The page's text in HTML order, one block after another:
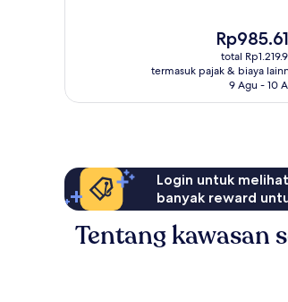
Harga
sekarang
Rp985.614
total
termasuk pajak & biaya
9 Agu - 10
Login untuk
banyak reward
Tentang kawasan